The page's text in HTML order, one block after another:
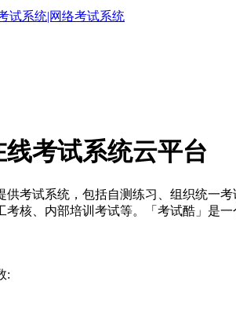
考试系统云平台
供考试系统，包括自测练习、组织统一
核、内部培训考试等。「考试酷」是
: